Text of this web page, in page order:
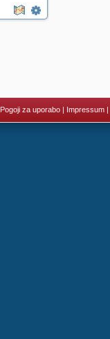
Pogoji za uporabo| Impressum|